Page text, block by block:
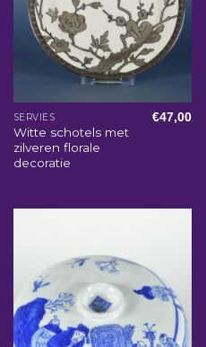
SERVIES
Witte schotels met
zilveren florale
decoratie
€47,00